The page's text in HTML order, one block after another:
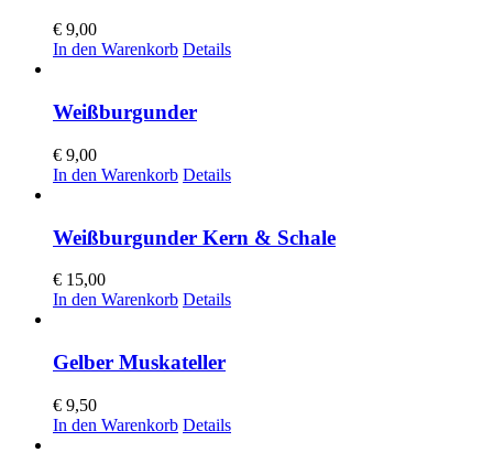
€ 9,00
In den Warenkorb Details
Weißburgunder
€ 9,00
In den Warenkorb Details
Weißburgunder Kern & Schale
€ 15,00
In den Warenkorb Details
Gelber Muskateller
€ 9,50
In den Warenkorb Details